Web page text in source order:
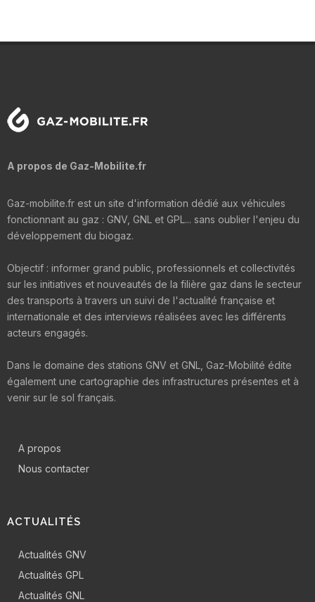
A propos de Gaz-Mobilite.fr
Gaz-mobilite.fr est un site d'information dédié aux véhicules
fonctionnant au gaz : GNV, GNL et GPL... sans oublier l'enjeu du
développement du biogaz.
Objectif : informer grand public, professionnels et collectivités
sur les initiatives et nouveautés de la filière gaz dans le secteur
des transports à travers un suivi de l'actualité française et
internationale et des interviews réalisées avec les différents
acteurs engagés.
Dans le domaine des stations GNV et GNL, Gaz-Mobilité édite
également une cartographie des infrastructures présentes et à
venir sur le sol français.
A propos
Nous contacter
ACTUALITÉS
Actualités GNV
Actualités GPL
Actualités GNL